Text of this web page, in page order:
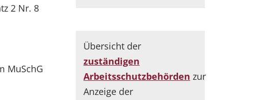
2 Nr. 8
MuSchG
Übersicht der
zuständigen
Arbeitsschutzbehörden zur
Anzeige der